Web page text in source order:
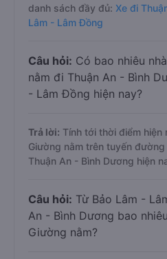
danh sách đầy đủ: Xe đi
Lâm - Lâm Đồng
Câu hỏi: Có bao nhiêu
nằm đi Thuận An - Bình
- Lâm Đồng hiện nay?
Trả lời: Tính tới thời điểm hiện
Giường nằm trên tuyến
Thuận An - Bình Dương hiện
Câu hỏi: Từ Bảo Lâm -
An - Bình Dương bao
Giường nằm?